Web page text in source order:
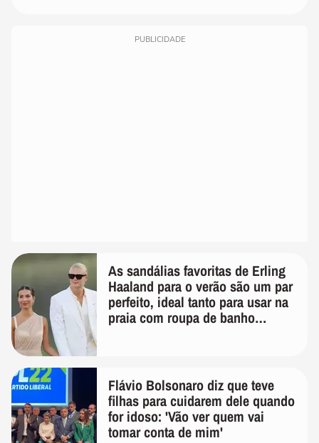
PUBLICIDADE
As sandálias favoritas de Erling
Haaland para o verão são um par
perfeito, ideal tanto para usar na
praia com roupa de banho
Flávio Bolsonaro diz que teve
filhas para cuidarem dele quando
for idoso: 'Vão ver quem vai
tomar conta de mim'